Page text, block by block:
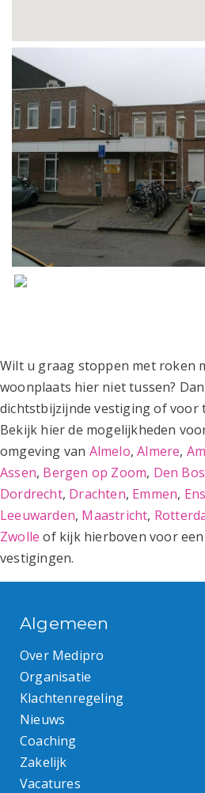
Wilt u graag stoppen met roken
woonplaats hier niet tussen?
dichtstbijzijnde vestiging of voor
Bekijk hier de mogelijkheden
omgeving van Almelo,Almere,
Assen, Bergen op Zoom, Den
Dordrecht, Drachten, Emmen,
Leeuwarden, Maastricht,
Zwolle of kijk hierboven voor
vestigingen.
Algemeen
Over Medipro
Organisatie
Klachtenregeling
Nieuws
Coaching
Zakelijk
Vacatures